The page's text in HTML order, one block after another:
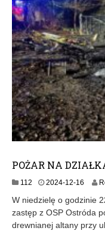
POŻAR NA
112 2024-12-16
2
4
-
W niedzielę o godzinie
zastęp z OSP Ostróda
drewnianej altany przy